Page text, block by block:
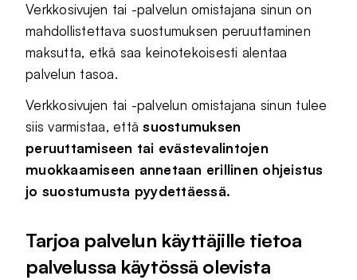
Verkkosivujen tai -palvelun omistajana sinun on
mahdollistettava suostumuksen peruuttaminen
maksutta, etkä saa keinotekoisesti alentaa
palvelun tasoa.
Verkkosivujen tai -palvelun omistajana sinun tulee
siis varmistaa, ettäsuostumuksen
peruuttamiseen tai evästevalintojen
muokkaamiseen annetaan erillinen ohjeistus
jo suostumusta pyydettäessä.
Tarjoa palvelun käyttäjille tietoa
palvelussa käytössä olevista